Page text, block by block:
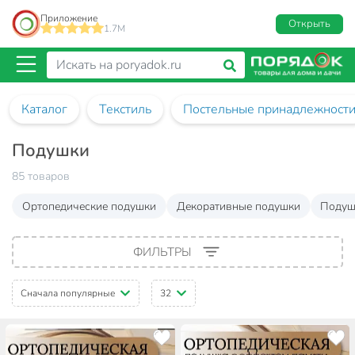
Приложение
1.7M
Открыть
Каталог Текстиль Постельные принадлежности
Подушки
85 товаров
Ортопедические подушки
Декоративные подушки
ФИЛЬТРЫ
Сначала популярные 32